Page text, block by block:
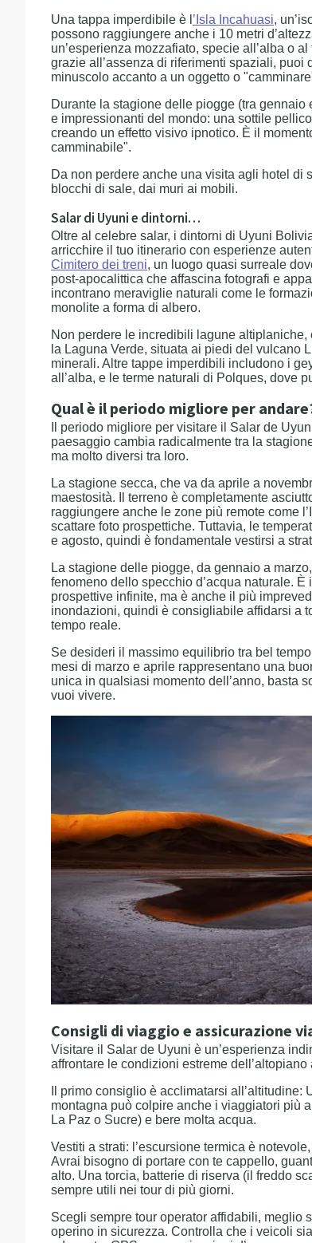
Una tappa imperdibile è l ’ Isla Incahuasi,
possono raggiungere anche i 10 metri
un’esperienza mozzafiato, specie all’alba o
grazie all’assenza di riferimenti spaziali,
minuscolo accanto a un oggetto o
Durante la stagione delle piogge (tra
e impressionanti del mondo: una sottile
creando un effetto visivo ipnotico. È il
camminabile".
Da non perdere anche una visita agli hotel di
blocchi di sale, dai muri ai mobili.
Salar di Uyuni e dintorni…
Oltre al celebre salar, i dintorni di Uyuni
arricchire il tuo itinerario con esperienze
Cimitero dei treni, un luogo quasi surreale
post-apocalittica che affascina fotografi e
incontrano meraviglie naturali come le
monolite a forma di albero.
Non perdere le incredibili lagune
la Laguna Verde, situata ai piedi del vulcano
minerali. Altre tappe imperdibili includono i
all’alba, e le terme naturali di Polques, dove
Qual è il periodo migliore per
Il periodo migliore per visitare il Salar de
paesaggio cambia radicalmente tra la
ma molto diversi tra loro.
La stagione secca, che va da aprile a
maestosità. Il terreno è completamente
raggiungere anche le zone più remote come
scattare foto prospettiche. Tuttavia, le
e agosto, quindi è fondamentale vestirsi a
La stagione delle piogge, da gennaio a
fenomeno dello specchio d’acqua naturale.
prospettive infinite, ma è anche il più
inondazioni, quindi è consigliabile affidarsi a
tempo reale.
Se desideri il massimo equilibrio tra bel
mesi di marzo e aprile rappresentano una
unica in qualsiasi momento dell’anno, basta
vuoi vivere.
Consigli di viaggio e assicurazione
Visitare il Salar de Uyuni è un’esperienza
affrontare le condizioni estreme dell’altopiano
Il primo consiglio è acclimatarsi
montagna può colpire anche i viaggiatori più
La Paz o Sucre) e bere molta acqua.
Vestiti a strati: l’escursione termica è
Avrai bisogno di portare con te cappello,
alto. Una torcia, batterie di riserva (il freddo
sempre utili nei tour di più giorni.
Scegli sempre tour operator affidabili, meglio
operino in sicurezza. Controlla che i veicoli